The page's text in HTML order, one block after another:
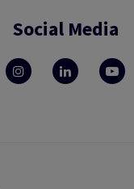
Social Media